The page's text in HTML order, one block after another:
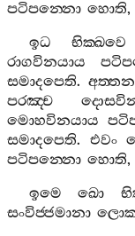
පටිපන‍්නො හොති,
ඉධ
භික‍්ඛවෙ
රාගවිනයාය
සමාදපෙති.
පරඤ‍්ච
මොහවිනයාය
සමාදපෙති. එවං
පටිපන‍්නො හොති,
ඉමෙ
ඛො
සංවිජ‍්ජමානා